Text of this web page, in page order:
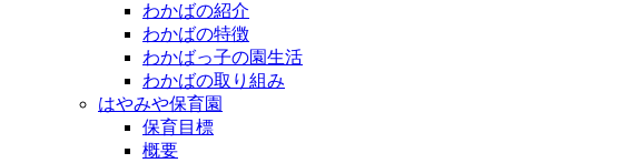
わかばの紹介
わかばの特徴
わかばっ子の園生活
わかばの取り組み
はやみや保育園
保育目標
概要